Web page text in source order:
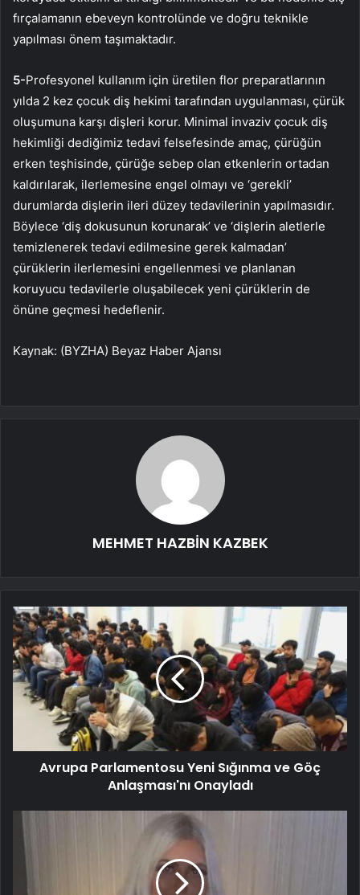
fırçalamanın ebeveyn kontrolünde ve doğru teknikle
yapılması önem taşımaktadır.
5-Profesyonel kullanım için üretilen flor preparatlarının
yılda 2 kez çocuk diş hekimi tarafından uygulanması, çürük
oluşumuna karşı dişleri korur. Minimal invaziv çocuk diş
hekimliği dediğimiz tedavi felsefesinde amaç, çürüğün
erken teşhisinde, çürüğe sebep olan etkenlerin ortadan
kaldırılarak, ilerlemesine engel olmayı ve ‘gerekli’
durumlarda dişlerin ileri düzey tedavilerinin yapılmasıdır.
Böylece ‘diş dokusunun korunarak’ ve ‘dişlerin aletlerle
temizlenerek tedavi edilmesine gerek kalmadan’
çürüklerin ilerlemesini engellenmesi ve planlanan
koruyucu tedavilerle oluşabilecek yeni çürüklerin de
önüne geçmesi hedeflenir.
Kaynak: (BYZHA) Beyaz Haber Ajansı
MEHMET HAZBİN KAZBEK
Avrupa Parlamentosu Yeni Sığınma ve Göç
Anlaşması'nı Onayladı